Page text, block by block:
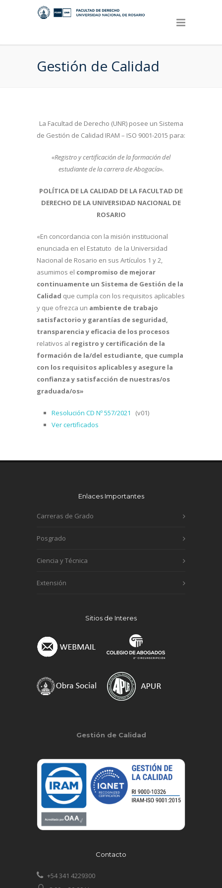
Gestión de Calidad
La Facultad de Derecho (UNR) posee un Sistema
de Gestión de Calidad IRAM – ISO 9001-2015 para:
«Registro y certificación de la formación del
estudiante de la carrera de Abogacía».
POLÍTICA DE LA CALIDAD DE LA FACULTAD DE
DERECHO DE LA UNIVERSIDAD NACIONAL DE
ROSARIO
«En concordancia con la misión institucional
enunciada en el Estatuto de la Universidad
Nacional de Rosario en sus Artículos 1 y 2,
asumimos el compromiso de mejorar
continuamente un Sistema de Gestión de la
Calidad que cumpla con los requisitos aplicables
y que ofrezca un ambiente de trabajo
satisfactorio y garantías de seguridad,
transparencia y eficacia de los procesos
relativos al registro y certificación de la
formación de la/del estudiante, que cumpla
con los requisitos aplicables y asegure la
confianza y satisfacción de nuestras/os
graduada/os»
Resolución CD Nº 557/2021
(v01)
Ver certificados
Enlaces Importantes
Carreras de Grado
Posgrado
Ciencia y Técnica
Extensión
Sitios de Interes
Gestión de Calidad
Contacto
+54 341 4229300